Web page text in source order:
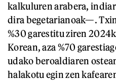
kalkuluren arabera,
dira begetarianoak—.
%30 garestitu ziren
Korean, aza %70
udako beroaldiaren
halakotu egin zen